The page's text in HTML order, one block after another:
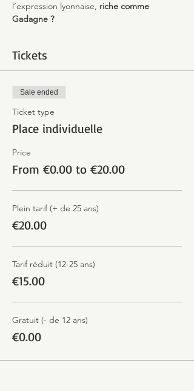
l’expression lyonnaise, riche comme
Gadagne ?
Tickets
Sale ended
Ticket type
Place individuelle
Price
From €0.00 to €20.00
Plein tarif (+ de 25 ans)
€20.00
Tarif réduit (12-25 ans)
€15.00
Gratuit (- de 12 ans)
€0.00